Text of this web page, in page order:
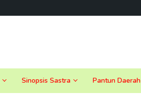
Sinopsis Sastra Pantun Daerah